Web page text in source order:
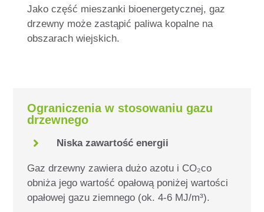
Jako część mieszanki bioenergetycznej, gaz
drzewny może zastąpić paliwa kopalne na
obszarach wiejskich.
Ograniczenia w stosowaniu gazu
drzewnego
Niska zawartość energii
Gaz drzewny zawiera dużo azotu i CO₂co
obniża jego wartość opałową poniżej wartości
opałowej gazu ziemnego (ok. 4-6 MJ/m³).